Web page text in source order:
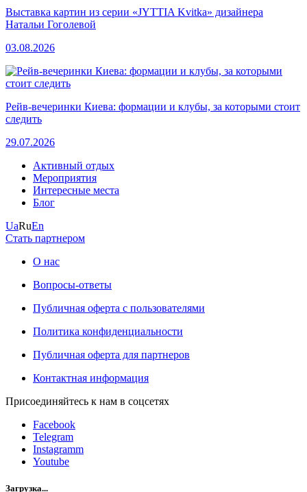
Выставка картин из серии «JYTTIA Kvitka» дизайнера
Натальи Гоголевой
03.08.2026
Рейв-вечеринки Киева: формации и клубы, за которыми стоит
следить
29.07.2026
Активный отдых
Мероприятия
Интересные места
Блог
UaRuEn
Стать партнером
О нас
Вопросы-ответы
Публичная оферта с пользователями
Политика конфиденциальности
Публичная оферта для партнеров
Контактная информация
Присоединяйтесь к нам в соцсетях
Facebook
Telegram
Instagramm
Youtube
Загрузка...